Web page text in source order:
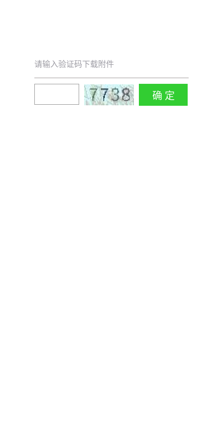
请输入验证码下载附件